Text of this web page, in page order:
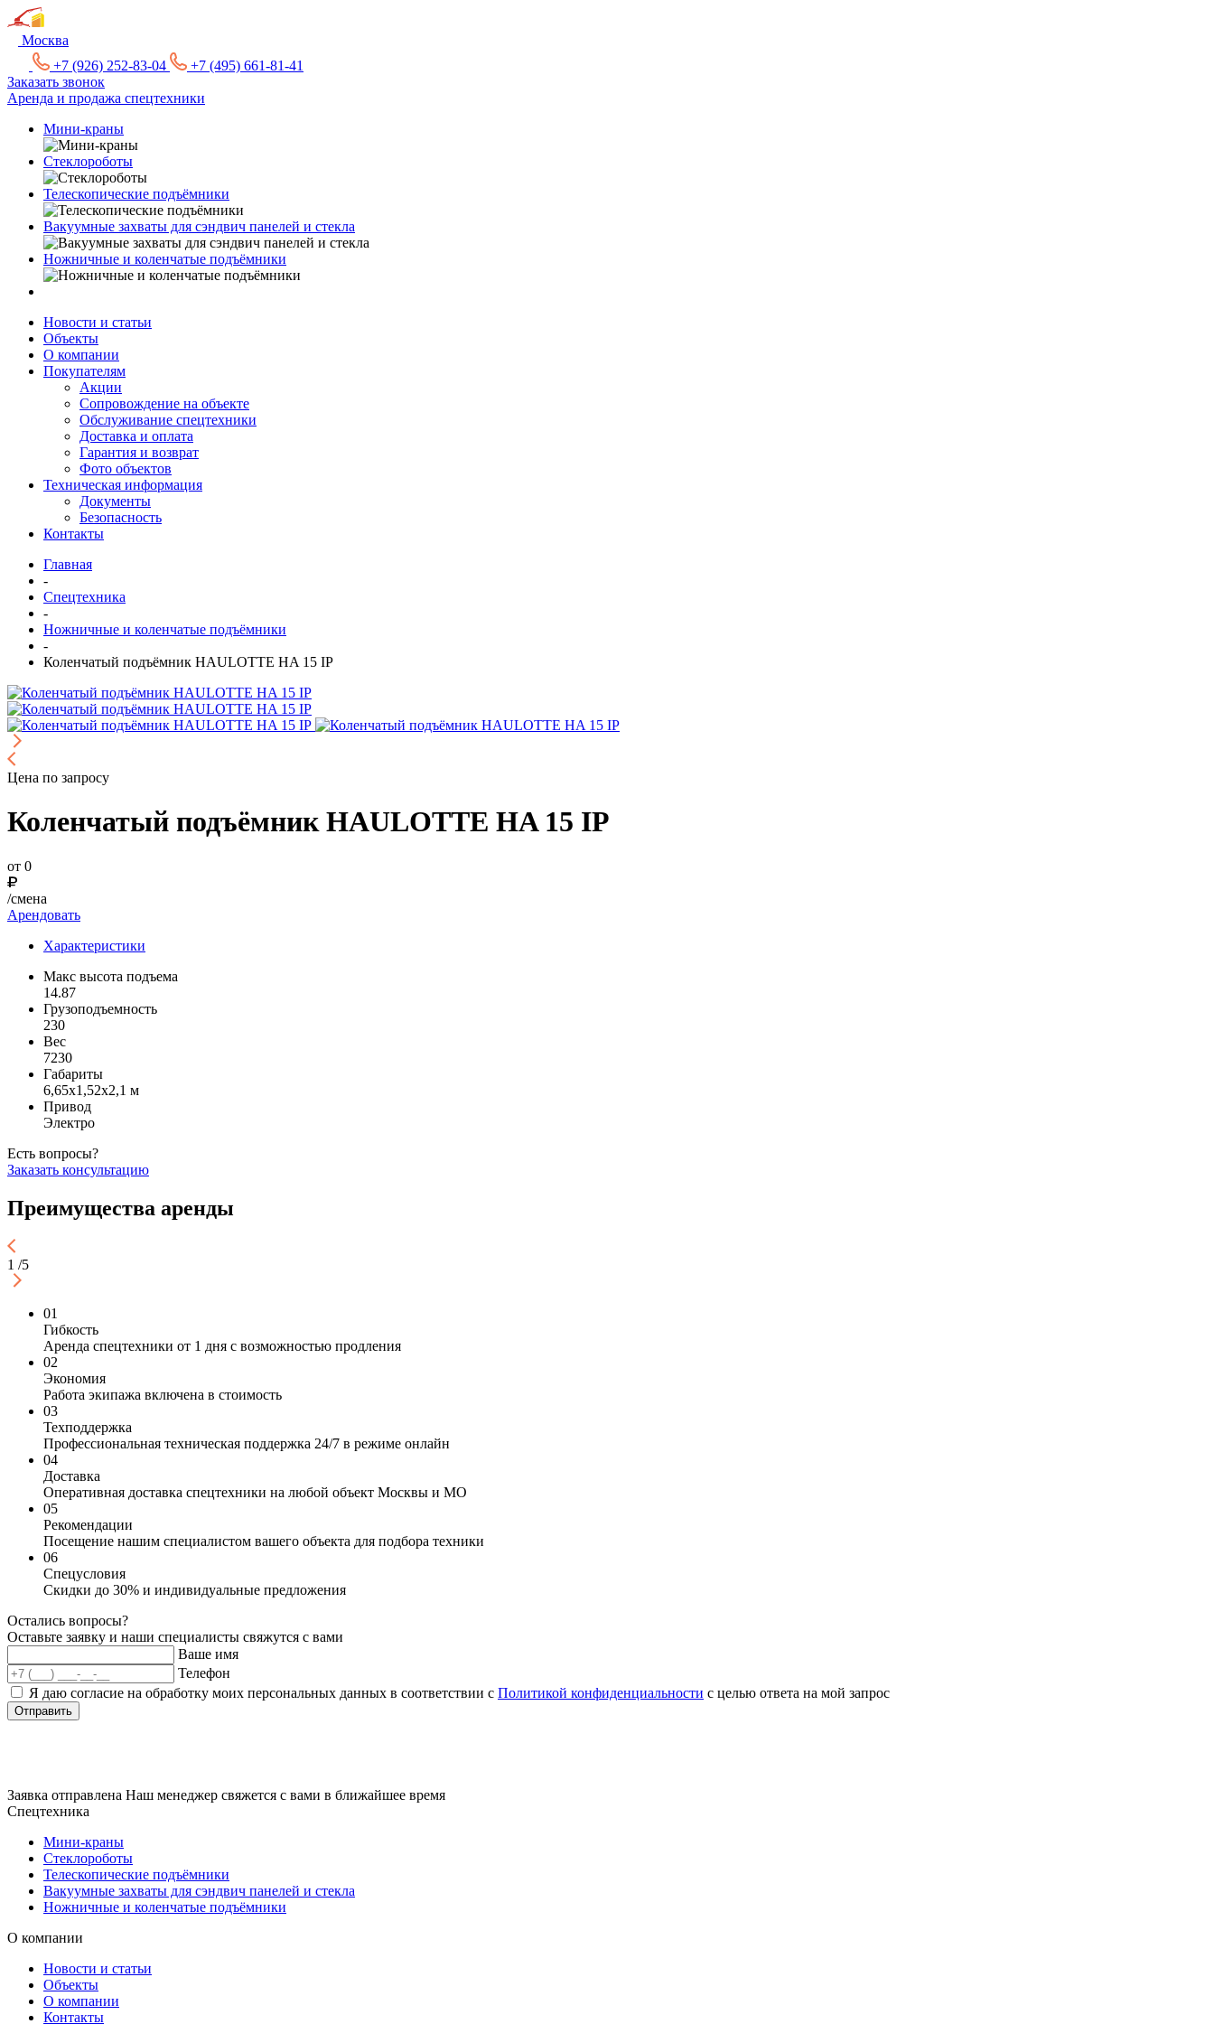
Москва
+7 (926) 252-83-04
+7 (495) 661-81-41
Заказать звонок
Аренда и продажа спецтехники
Мини-краны
Стеклороботы
Телескопические подъёмники
Вакуумные захваты для сэндвич панелей и стекла
Ножничные и коленчатые подъёмники
Новости и статьи
Объекты
О компании
Покупателям
Акции
Сопровождение на объекте
Обслуживание спецтехники
Доставка и оплата
Гарантия и возврат
Фото объектов
Техническая информация
Документы
Безопасность
Контакты
Главная
-
Спецтехника
-
Ножничные и коленчатые подъёмники
-
Коленчатый подъёмник HAULOTTE HA 15 IP
Цена по запросу
Коленчатый подъёмник HAULOTTE HA 15 IP
от 0
/смена
Арендовать
Характеристики
Макс высота подъема
14.87
Грузоподъемность
230
Вес
7230
Габариты
6,65х1,52х2,1 м
Привод
Электро
Есть вопросы?
Заказать консультацию
Преимущества аренды
1 /5
01
Гибкость
Аренда спецтехники от 1 дня с возможностью продления
02
Экономия
Работа экипажа включена в стоимость
03
Техподдержка
Профессиональная техническая поддержка 24/7 в режиме онлайн
04
Доставка
Оперативная доставка спецтехники на любой объект Москвы и МО
05
Рекомендации
Посещение нашим специалистом вашего объекта для подбора техники
06
Спецусловия
Скидки до 30% и индивидуальные предложения
Остались вопросы?
Оставьте заявку и наши специалисты свяжутся с вами
Ваше имя
Телефон
Я даю согласие на обработку моих персональных данных в соответствии с Политикой конфиденциальности с целью ответа на мой запрос
Отправить
Заявка отправлена Наш менеджер свяжется с вами в ближайшее время
Спецтехника
Мини-краны
Стеклороботы
Телескопические подъёмники
Вакуумные захваты для сэндвич панелей и стекла
Ножничные и коленчатые подъёмники
О компании
Новости и статьи
Объекты
О компании
Контакты